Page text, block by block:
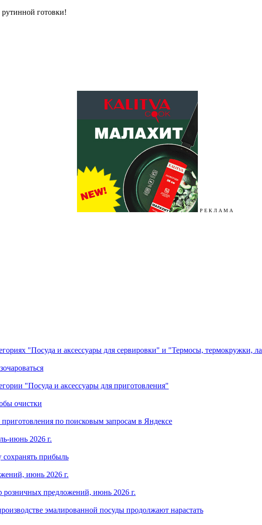
готовки!
Р Е К Л А М А
"Посуда и аксессуары для сервировки" и "Термосы, термокружки,
"Посуда и аксессуары для приготовления"
очистки
по поисковым запросам в Яндексе
июнь 2026 г.
прибыль
июнь 2026 г.
предложений, июнь 2026 г.
эмалированной посуды продолжают нарастать